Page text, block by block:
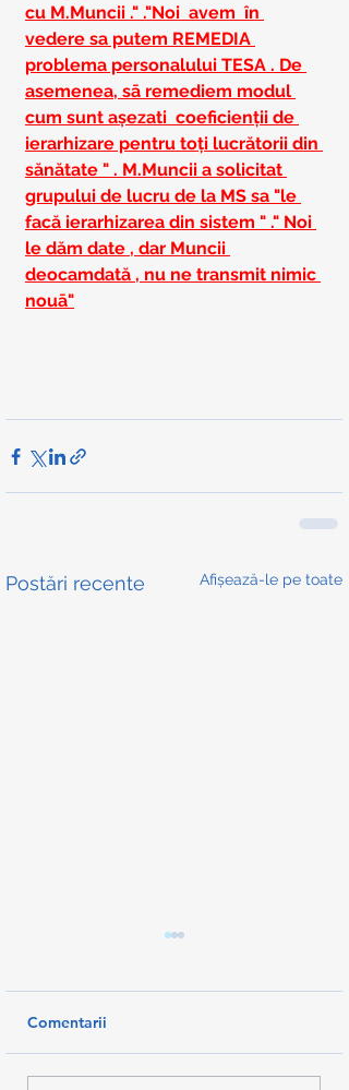
cu M.Muncii ." ."Noi  avem  în
vedere sa putem REMEDIA
problema personalului TESA . De
asemenea, sā remediem modul
cum sunt așezati  coeficienții de
ierarhizare pentru toți lucrătorii din
sănătate " . M.Muncii a solicitat
grupului de lucru de la MS sa "le
facă ierarhizarea din sistem " ." Noi
le dăm date , dar Muncii
deocamdată , nu ne transmit nimic
nouā"
Postări recente Afișează-le pe toate
Comentarii